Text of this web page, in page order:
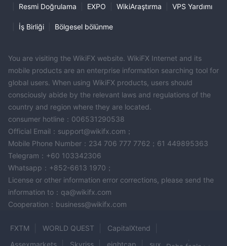
Resmi Doğrulama EXPO WikiAraştırma VPS Yardımı
İş Birliği Bölgesel bölünme
You are visiting the WikiFX website. WikiFX Internet and its
mobile products are an enterprise information searching tool for
global users. When using WikiFX products, users should
consciously abide by the relevant laws and regulations of the
country and region where they are located.
consumer hotline：006531290538
Official Email：support@wikifx.com；
Mobile Phone Number：234 706 777 7762；61 449895363
Telegram：+60 103342306
Whatsapp：+852-6613 1970；
License or other information error corrections, please send the
information to：qa@wikifx.com
Cooperation：business@wikifx.com
FXTM WORLD QUEST
CapitalXtend
Assexmarkets
Skyriss eightcap suxxessfx